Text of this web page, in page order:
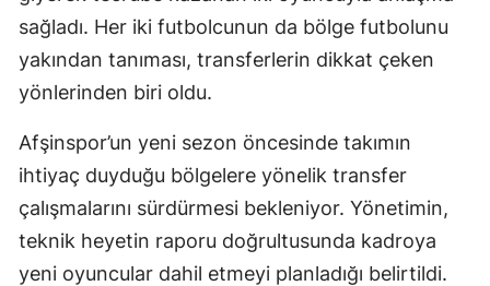
sağladı. Her iki futbolcunun da bölge futbolunu
yakından tanıması, transferlerin dikkat çeken
yönlerinden biri oldu.
Afşinspor’un yeni sezon öncesinde takımın
ihtiyaç duyduğu bölgelere yönelik transfer
çalışmalarını sürdürmesi bekleniyor. Yönetimin,
teknik heyetin raporu doğrultusunda kadroya
yeni oyuncular dahil etmeyi planladığı belirtildi.